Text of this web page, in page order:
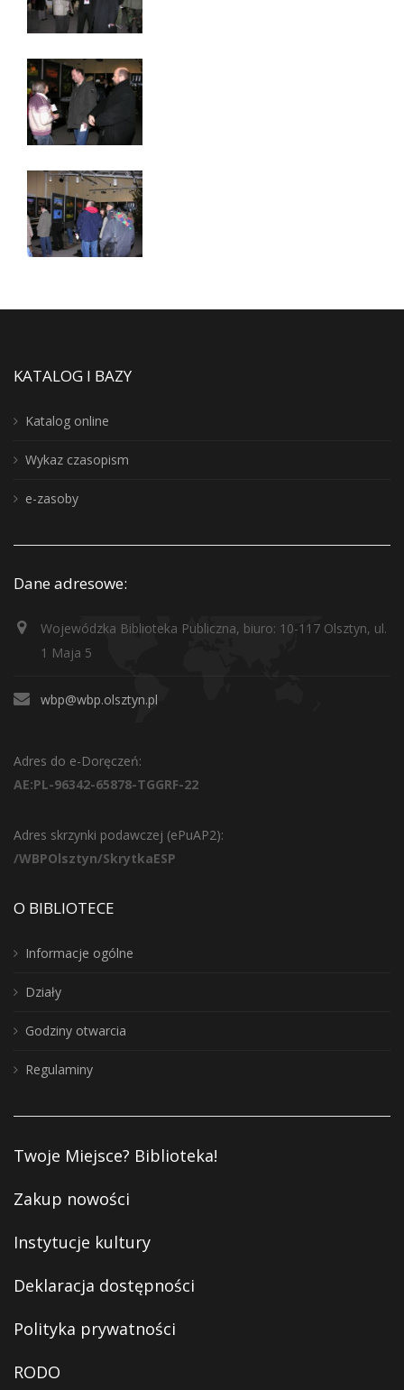
KATALOG I BAZY
Katalog online
Wykaz czasopism
e-zasoby
Dane adresowe:
Wojewódzka Biblioteka Publiczna, biuro: 10-117 Olsztyn, ul.
1 Maja 5
wbp@wbp.olsztyn.pl
Adres do e-Doręczeń:
AE:PL-96342-65878-TGGRF-22
Adres skrzynki podawczej (ePuAP2):
/WBPOlsztyn/SkrytkaESP
O BIBLIOTECE
Informacje ogólne
Działy
Godziny otwarcia
Regulaminy
Twoje Miejsce? Biblioteka!
Zakup nowości
Instytucje kultury
Deklaracja dostępności
Polityka prywatności
RODO